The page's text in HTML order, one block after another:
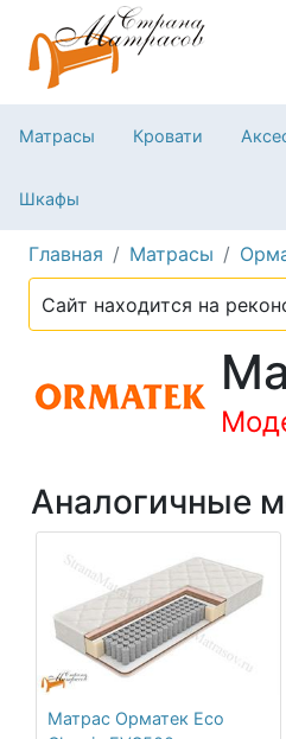
Матрасы Кровати
Шкафы
Главная Матрасы
Сайт находится на
Аналогичные
Матрас Орматек Eco